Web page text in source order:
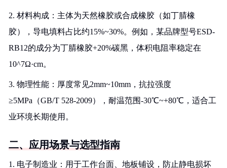
2. 材料构成：主体为天然橡胶或合成橡胶（如丁腈橡
胶），导电填料占比约15%~30%。例如，某品牌型号ESD-
RB12的成分为丁腈橡胶+20%碳黑，体积电阻率稳定在
10^7Ω·cm。
3. 物理性能：厚度常见2mm~10mm，抗拉强度
≥5MPa（GB/T 528-2009），耐温范围-30℃~+80℃，适合工
业环境长期使用。
二、应用场景与选型指南
1. 电子制造业：用于工作台面、地板铺设，防止静电损坏